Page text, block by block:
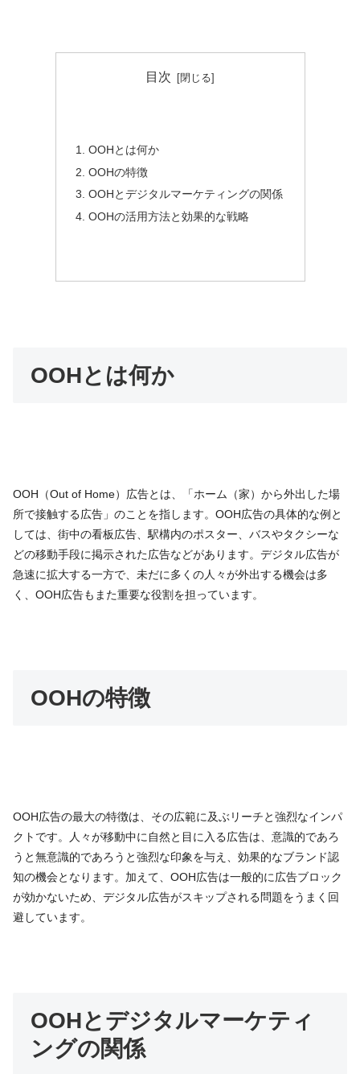
目次
OOHとは何か
OOHの特徴
OOHとデジタルマーケティングの関係
OOHの活用方法と効果的な戦略
OOHとは何か
OOH（Out of Home）広告とは、「ホーム（家）から外出した場
所で接触する広告」のことを指します。OOH広告の具体的な例と
しては、街中の看板広告、駅構内のポスター、バスやタクシーな
どの移動手段に掲示された広告などがあります。デジタル広告が
急速に拡大する一方で、未だに多くの人々が外出する機会は多
く、OOH広告もまた重要な役割を担っています。
OOHの特徴
OOH広告の最大の特徴は、その広範に及ぶリーチと強烈なインパ
クトです。人々が移動中に自然と目に入る広告は、意識的であろ
うと無意識的であろうと強烈な印象を与え、効果的なブランド認
知の機会となります。加えて、OOH広告は一般的に広告ブロック
が効かないため、デジタル広告がスキップされる問題をうまく回
避しています。
OOHとデジタルマーケティ
ングの関係